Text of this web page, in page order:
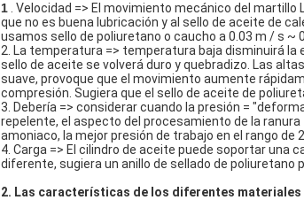
1 . Velocidad => El movimiento mecánico del
que no es buena lubricación y al sello de aceite de
usamos sello de poliuretano o caucho a 0.03 m / s ~
2. La temperatura => temperatura baja disminuirá la
sello de aceite se volverá duro y quebradizo. Las
suave, provoque que el movimiento aumente
compresión. Sugiera que el sello de aceite de
3. Debería => considerar cuando la presión =
repelente, el aspecto del procesamiento de la
amoniaco, la mejor presión de trabajo en el rango de
4. Carga => El cilindro de aceite puede soportar una
diferente, sugiera un anillo de sellado de
2. Las características de los diferentes materiales